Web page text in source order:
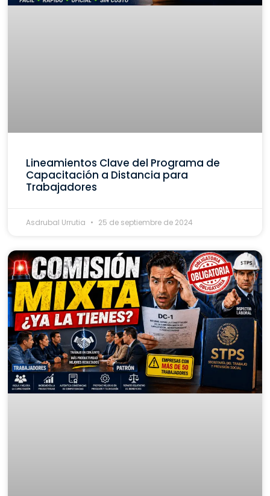
Lineamientos Clave del Programa de
Capacitación a Distancia para
Trabajadores
Asdrubal Urrutia 25 de septiembre de 2024